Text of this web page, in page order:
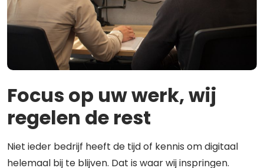
Focus op uw werk, wij
regelen de rest
Niet ieder bedrijf heeft de tijd of kennis om digitaal
helemaal bij te blijven. Dat is waar wij inspringen.